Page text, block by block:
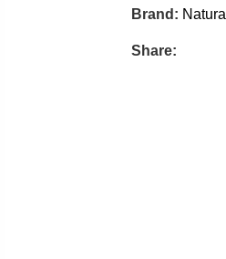
Brand:
Share: